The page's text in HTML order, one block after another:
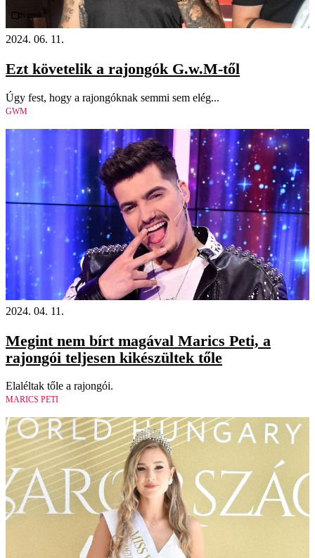
Videó
2024. 06. 11.
Ezt követelik a rajongók G.w.M-től
Úgy fest, hogy a rajongóknak semmi sem elég...
GWM
2024. 04. 11.
Megint nem bírt magával Marics Peti, a
rajongói teljesen kikészültek tőle
Elaléltak tőle a rajongói.
MARICS PETI